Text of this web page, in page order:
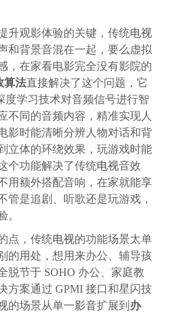
升观影体验的关键，传统电视
和背景音混在一起，要么虚拟
，在家看电影完全没有影院的
算法直接解决了这个问题，它
度学习技术对音频信号进行智
不同的音频内容，精准实现人
影时能清晰分辨人物对话和背
立体的环绕效果，玩游戏时能
个功能解决了传统电视音效
用额外搭配音响，在家就能享
管是追剧、听歌还是玩游戏，
。
点，传统电视的功能场景太单
的用处，想用来办公、辅导孩
脱节于 SOHO 办公、家庭教
方案通过 GPMI 接口和星闪技
的场景从单一影音扩展到 办